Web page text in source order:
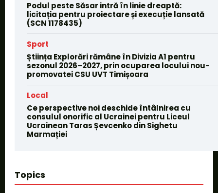
Podul peste Săsar intră în linie dreaptă:
licitația pentru proiectare și execuție lansată
(SCN 1178435)
Sport
Știința Explorări rămâne în Divizia A1 pentru
sezonul 2026–2027, prin ocuparea locului nou-
promovatei CSU UVT Timișoara
Local
Ce perspective noi deschide întâlnirea cu
consulul onorific al Ucrainei pentru Liceul
Ucrainean Taras Șevcenko din Sighetu
Marmației
Topics